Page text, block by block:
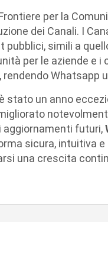
per la
dei Canali. I
pubblici, simili a
per le aziende e
rendendo Whatsapp
stato un anno
aggiornamenti futuri,
sicura, intuitiva e
una crescita